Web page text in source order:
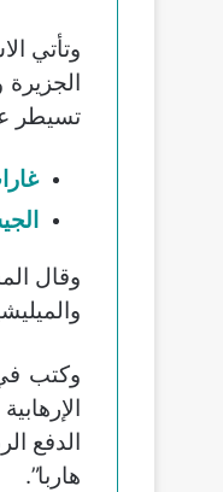
وتأتي
تسيطر
وقال
وكتب
هاربا”.